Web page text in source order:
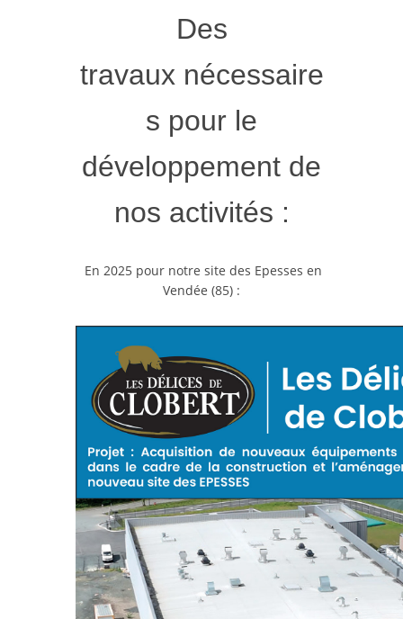
Des
travaux nécessaire
s pour le
développement de
nos activités :
En 2025 pour notre site des Epesses en
Vendée (85) :